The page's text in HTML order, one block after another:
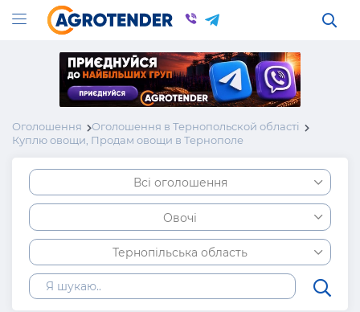
Оголошення
Оголошення в Тернопольской області
Куплю овощи, Продам овощи в Тернополе
Всі оголошення
Овочі
Тернопільська область